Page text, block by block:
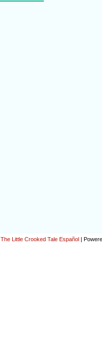
The Little Crooked Tale Español |